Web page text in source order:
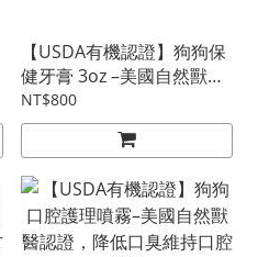
【USDA有機認證】狗狗保
健牙膏 3oz –美國自然獸醫
認證，絕佳適口性，護理口
腔同時也是保健腸胃的好吃
NT$800